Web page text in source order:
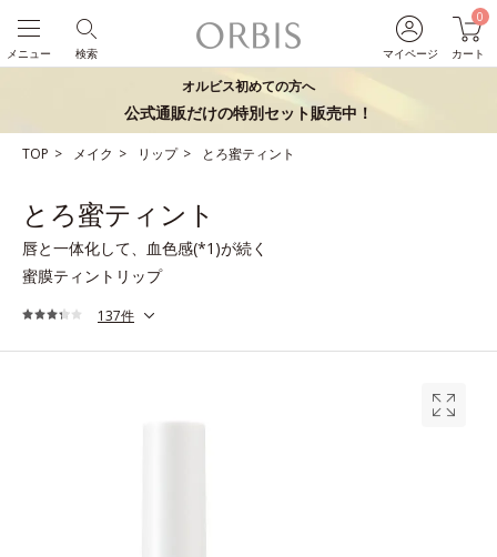
マイページ
0
カート
検索
メニュー
オルビス初めての方へ
公式通販だけの特別セット販売中！
TOP メイク リップ とろ蜜ティント
とろ蜜ティント
唇と一体化して、血色感(*1)が続く
蜜膜ティントリップ
137件